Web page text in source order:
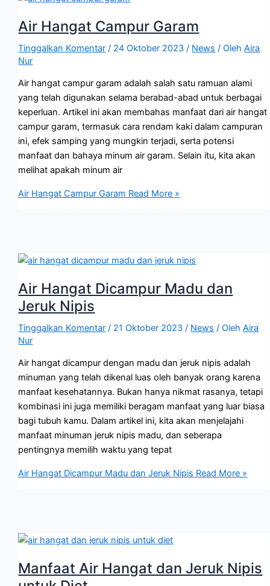
Air Hangat Campur Garam
Tinggalkan Komentar / 24 Oktober 2023 / News / OlehAira
Nur
Air hangat campur garam adalah salah satu ramuan alami
yang telah digunakan selama berabad-abad untuk berbagai
keperluan. Artikel ini akan membahas manfaat dari air hangat
campur garam, termasuk cara rendam kaki dalam campuran
ini, efek samping yang mungkin terjadi, serta potensi
manfaat dan bahaya minum air garam. Selain itu, kita akan
melihat apakah minum air
Air Hangat Campur Garam Read More »
Air Hangat Dicampur Madu dan
Jeruk Nipis
Tinggalkan Komentar / 21 Oktober 2023/ News / OlehAira
Nur
Air hangat dicampur dengan madu dan jeruk nipis adalah
minuman yang telah dikenal luas oleh banyak orang karena
manfaat kesehatannya. Bukan hanya nikmat rasanya, tetapi
kombinasi ini juga memiliki beragam manfaat yang luar biasa
bagi tubuh kamu. Dalam artikel ini, kita akan menjelajahi
manfaat minuman jeruk nipis madu, dan seberapa
pentingnya memilih waktu yang tepat
Air Hangat Dicampur Madu dan Jeruk Nipis Read More »
Manfaat Air Hangat dan Jeruk Nipis